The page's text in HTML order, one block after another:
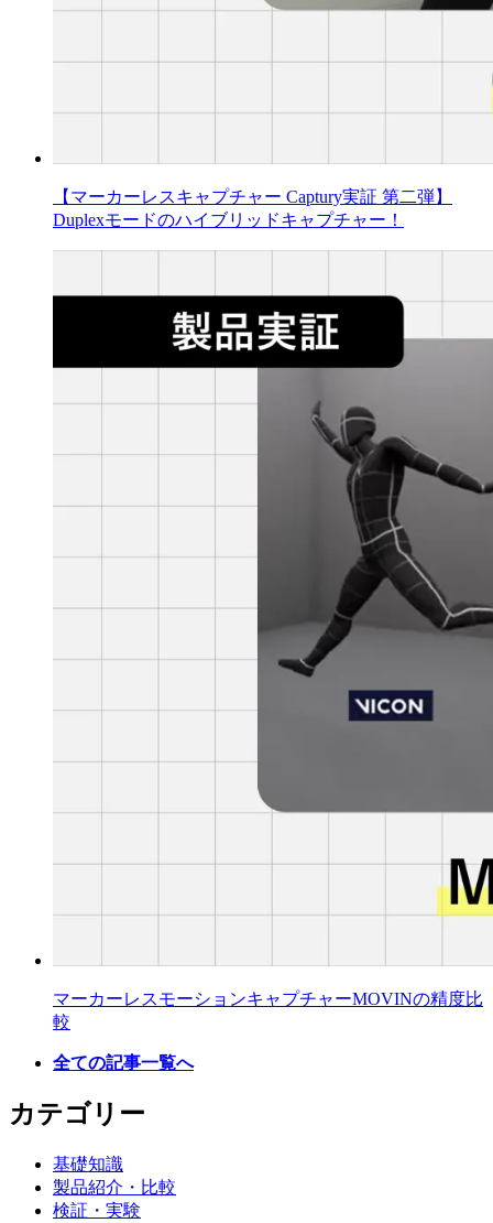
【マーカーレスキャプチャー Captury実証 第二弾】
Duplexモードのハイブリッドキャプチャー！
マーカーレスモーションキャプチャーMOVINの精度比
較
全ての記事一覧へ
カテゴリー
基礎知識
製品紹介・比較
検証・実験